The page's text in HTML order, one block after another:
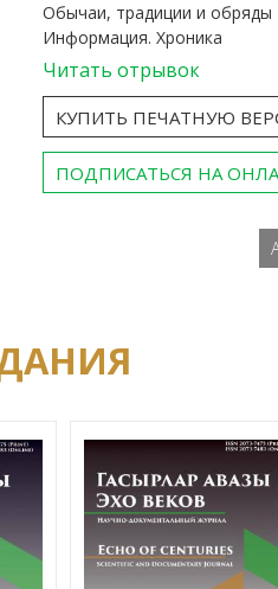
Обычаи, традиции и обряды
Информация. Хроника
Читать отрывок
КУПИТЬ ПЕЧАТНУЮ
ПОДПИСАТЬСЯ НА